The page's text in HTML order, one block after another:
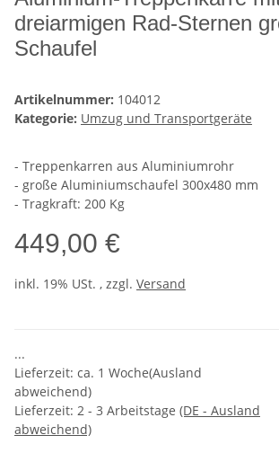
dreiarmigen Rad-Sternen
Schaufel
Artikelnummer: 104012
Kategorie: Umzug und Transportgeräte
- Treppenkarren aus Aluminiumrohr
- große Aluminiumschaufel 300x480 mm
- Tragkraft: 200 Kg
449,00 €
inkl. 19% USt. , zzgl. Versand
...
Lieferzeit: ca. 1 Woche(Ausland
abweichend)
Lieferzeit: 2 - 3 Arbeitstage (DE - Ausland
abweichend)